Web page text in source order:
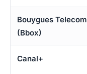
Bouygues Telecom
(Bbox)
Canal+